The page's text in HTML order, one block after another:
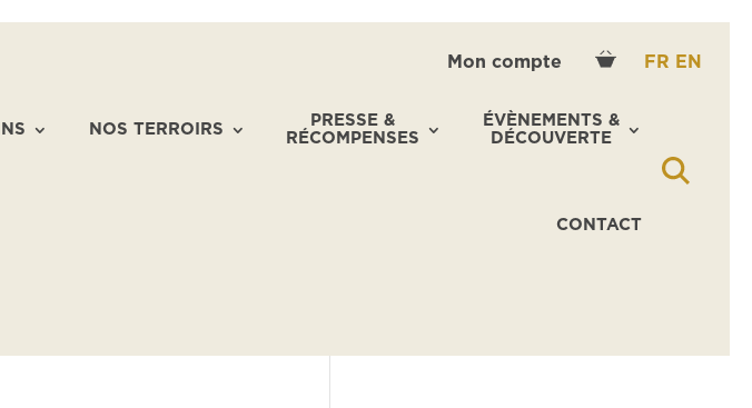
Mon compte FR EN
NOS TERROIRS
PRESSE &
RÉCOMPENSES
ÉVÈNEMENTS &
DÉCOUVERTE
CONTACT